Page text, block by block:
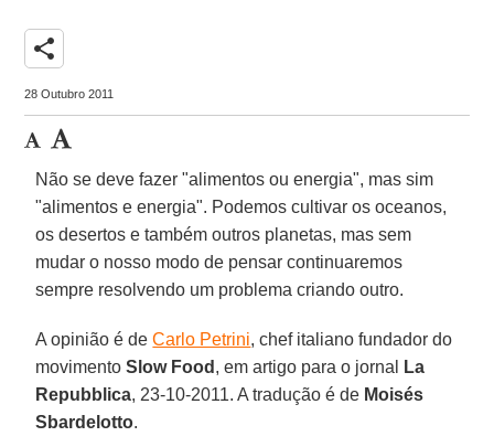
share
28 Outubro 2011
Não se deve fazer "alimentos ou energia", mas sim
"alimentos e energia". Podemos cultivar os oceanos,
os desertos e também outros planetas, mas sem
mudar o nosso modo de pensar continuaremos
sempre resolvendo um problema criando outro.
A opinião é deCarlo Petrini, chef italiano fundador do
movimentoSlow Food , em artigo para o jornal
La
Repubblica, 23-10-2011. A tradução é de Moisés
Sbardelotto.